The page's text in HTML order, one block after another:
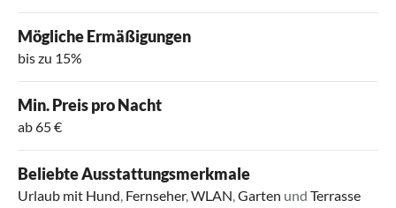
Mögliche Ermäßigungen
bis zu 15%
Min. Preis pro Nacht
ab 65 €
Beliebte Ausstattungsmerkmale
Urlaub mit Hund, Fernseher,WLAN,Garten und Terrasse